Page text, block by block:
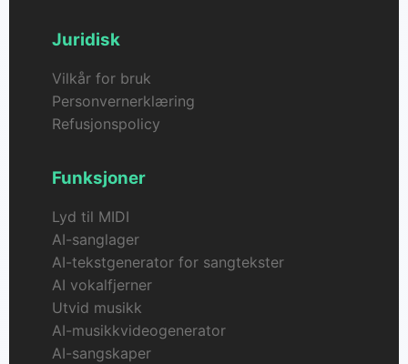
Juridisk
Vilkår for bruk
Personvernerklæring
Refusjonspolicy
Funksjoner
Lyd til MIDI
AI-sanglager
AI-tekstgenerator for sangtekster
AI vokalfjerner
Utvid musikk
AI-musikkvideogenerator
AI-sangskaper